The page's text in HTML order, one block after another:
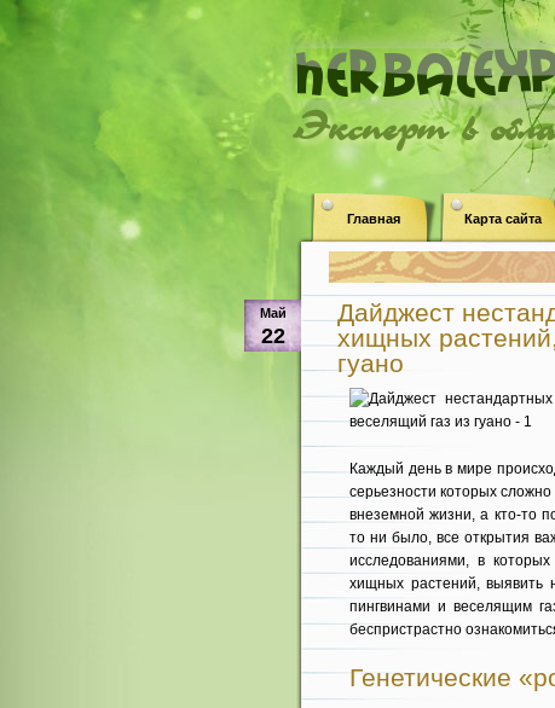
Эксперт в
Главная Карта сайта
Май
22
Дайджест
хищных
гуано
Каждый день в мире
серьезности которых
внеземной жизни, а кто-то
то ни было, все открытия
исследованиями, в
хищных растений, выявить
пингвинами и веселящим
беспристрастно
Генетические